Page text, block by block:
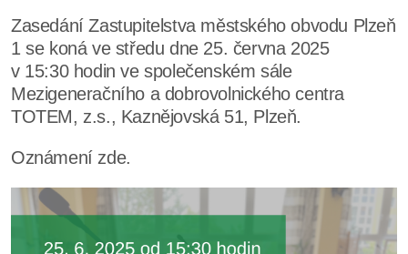
Zasedání Zastupitelstva městského obvodu Plzeň
1 se koná ve středu dne 25. června 2025
v 15:30 hodin ve společenském sále
Mezigeneračního a dobrovolnického centra
TOTEM, z.s., Kaznějovská 51, Plzeň.
Oznámení zde.